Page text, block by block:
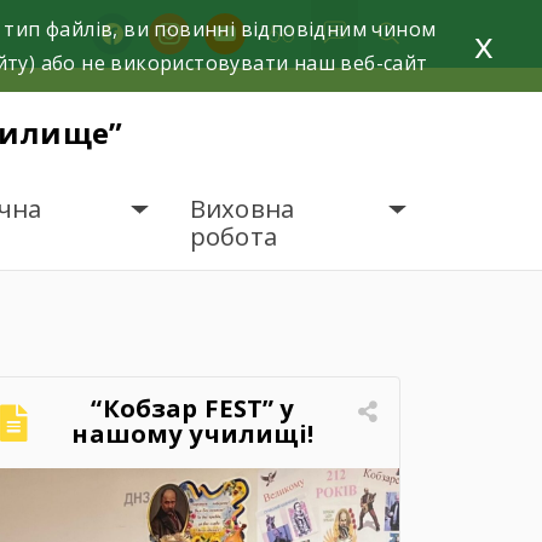
facebookinstagramyoutube
Виховна
робота
“Кобзар FEST” у
нашому училищі!
файлів, ви повинні відповідним чином
або не використовувати наш веб-сайт
x